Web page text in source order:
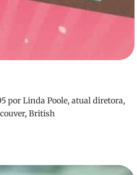
por Linda Poole, atual diretora,
British